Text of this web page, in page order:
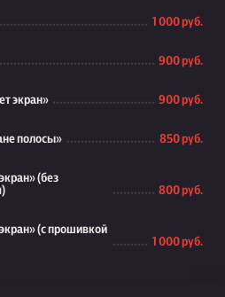
1 000 руб.
900 руб.
экран» 900 руб.
полосы» 850 руб.
(без
800 руб.
(с прошивкой
1 000 руб.